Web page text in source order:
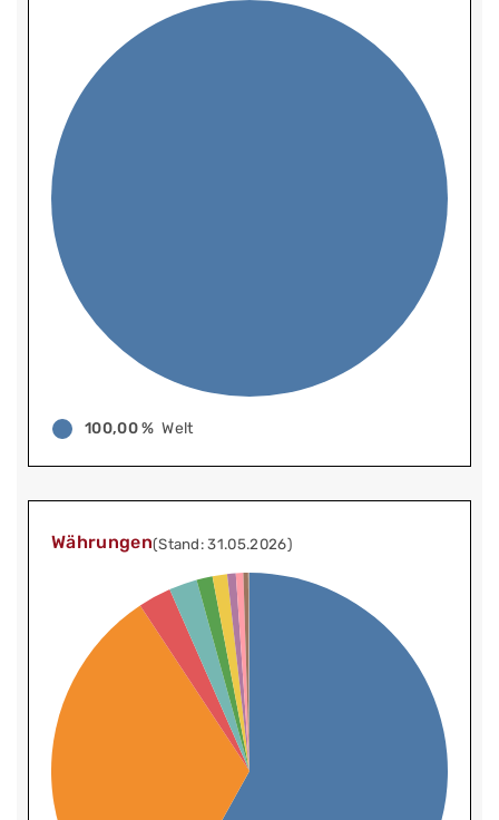
100,00 % Welt
Währungen(Stand: 31.05.2026)